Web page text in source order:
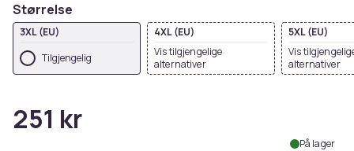
Størrelse
3XL (EU)
Tilgjengelig
4XL (EU)
Vis tilgjengelige
alternativer
5XL (EU)
Vis
alternativer
251 kr
På lager